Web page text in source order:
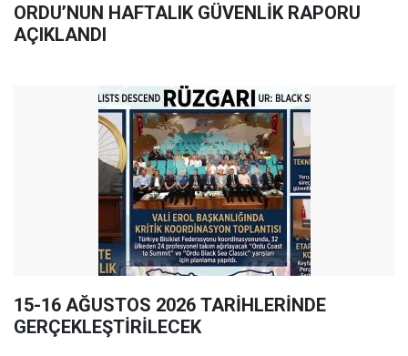
ORDU’NUN HAFTALIK GÜVENLİK RAPORU
AÇIKLANDI
15-16 AĞUSTOS 2026 TARİHLERİNDE
GERÇEKLEŞTİRİLECEK